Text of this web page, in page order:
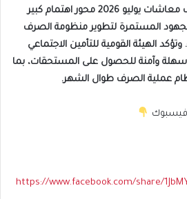
في النهاية، يظل موعد صرف معاشات يوليو 2026 محور اهتمام كبير
المستمرة لتطوير منظومة الصرف
الهيئة القومية للتأمين الاجتماعي
سهلة وآمنة للحصول على المستحقات، بما
عملية الصرف طوال الشهر.
فيسبوك
https://www.facebook.com/share/